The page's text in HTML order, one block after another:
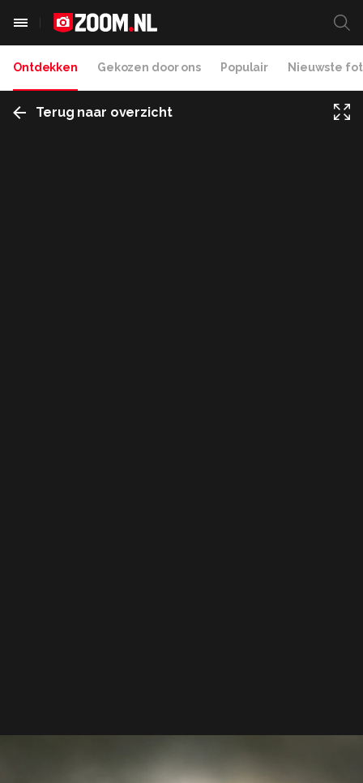
Ontdekken Gekozen door ons Populair Nieuwste
Terug naar overzicht